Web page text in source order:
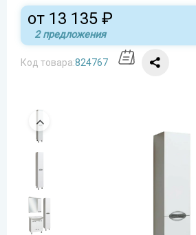
от 13 135 ₽
2 предложения
Код товара:824767